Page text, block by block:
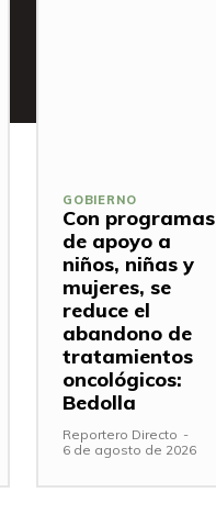
GOBIERNO
Con programas
de apoyo a
niños, niñas y
mujeres, se
reduce el
abandono de
tratamientos
oncológicos:
Bedolla
Reportero Directo -
6 de agosto de 2026